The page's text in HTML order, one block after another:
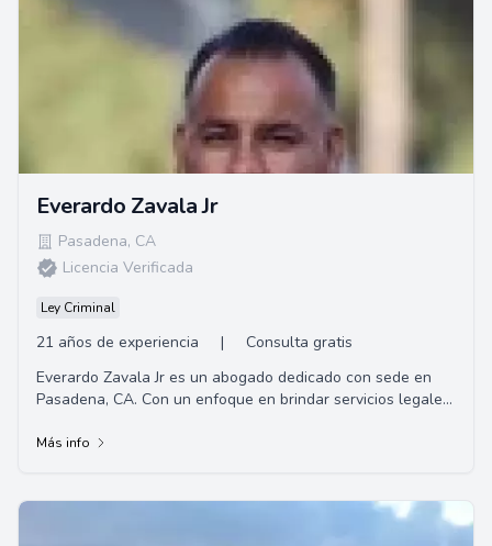
Everardo Zavala Jr
Pasadena, CA
Licencia Verificada
Ley Criminal
21 años de experiencia |
Consulta gratis
Everardo Zavala Jr es un abogado dedicado con sede en
Pasadena, CA. Con un enfoque en brindar servicios legales
Más info